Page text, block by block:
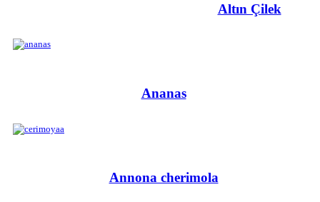
Altın Çilek
Ananas
Annona cherimola